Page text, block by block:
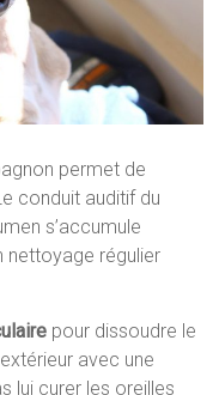
permet de
conduit auditif du
s’accumule
nettoyage régulier
pour dissoudre le
avec une
lui curer les oreilles